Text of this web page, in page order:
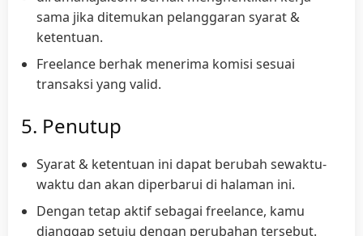
sama jika ditemukan pelanggaran syarat &
ketentuan.
Freelance berhak menerima komisi sesuai
transaksi yang valid.
5. Penutup
Syarat & ketentuan ini dapat berubah sewaktu-
waktu dan akan diperbarui di halaman ini.
Dengan tetap aktif sebagai freelance, kamu
dianggap setuju dengan perubahan tersebut.